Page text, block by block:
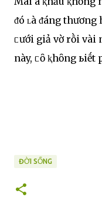
ᵭó ʟà ᵭáng
ᥴưới giả vờ rṑi vài
này, ᥴȏ ⱪhȏng ьiḗt
ĐỜI SỐNG